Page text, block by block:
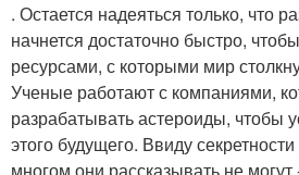
. Остается надеяться только, что
начнется достаточно быстро,
ресурсами, с которыми мир
Ученые работают с компаниями,
разрабатывать астероиды, чтобы
этого будущего. Ввиду